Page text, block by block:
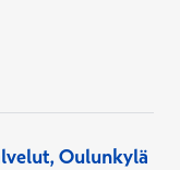
Oulunkylä